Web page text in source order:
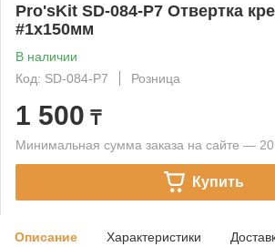
Pro'sKit SD-084-P7 Отвертка
#1х150мм
В наличии
Код: SD-084-P7
Розница
1 500 ₸
Минимальная сумма заказа на сайте —
Купить
Описание Характеристики